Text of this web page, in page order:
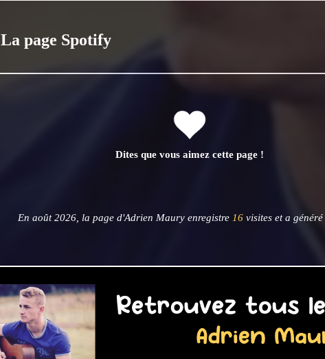
La page Spotify
Dites que vous aimez cette page !
En août 2026, la page d'Adrien Maury enregistre 16visites et a généré